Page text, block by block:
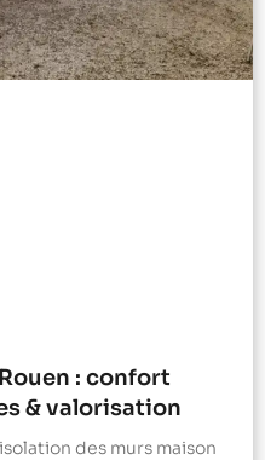
: confort
& valorisation
des murs maison